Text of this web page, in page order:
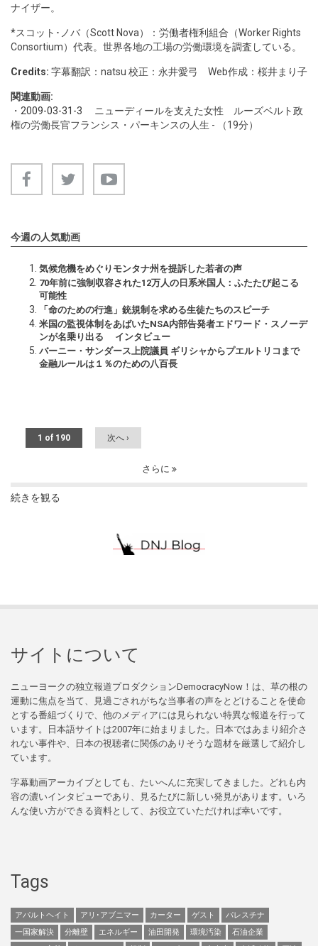
ナイザー。
*スコット･ノバ（Scott Nova）：労働者権利組合（Worker Rights
Consortium）代表。世界各地の工場の労働環境を調査している。
Credits: 字幕翻訳：natsu 校正：永井愛弓 Web作成：桜井まり子
関連動画:
・ 2009-03-31-3 ニューディールを支えた女性 ルーズベルト政
権の労働長官フランシス・パーキンスの人生 - （19分）
今週の人気動画
気候危機をめぐりモンタナ州を提訴した若者の声
70年前に強制収容された12万人の日系米国人：ふたたび起こる
可能性
「命のための行進」銃規制を求める生徒たちのスピーチ
米国の監視体制をあばいたNSA内部告発者エドワード・スノーデ
ンが名乗り出る インタビュー
バーニー・サンダース上院議員 ギリシャからプエルトリコまで
金融ルールは１％のための八百長
1 of 190 次へ ›
さらに
続きを観る
サイトについて
ニューヨークの独立報道プロダクションDemocracyNow！は、草の根の
運動に焦点を当て、見過ごされがちな当事者の声をとどけることを使命
とする番組づくりで、他のメディアには見られない特異な報道を行って
います。日本語サイトは2007年に始まりました。日本ではあまり紹介さ
れない事件や、日本の視聴者に関係のありそうな題材を厳選して紹介し
ています。
字幕動画アーカイブとしても、たいへんに充実してきました。どれも内
容の濃いインタビューであり、見るたびに新しい発見があります。いろ
んな使い方ができる資料として、お役立ていただければ幸いです。
Tags
アパルトヘイト アリ･アブニマー カーター ゲスト
パレスチナ
一国家解決
分離壁 エネルギー 油田開発 環境汚染
石油企業